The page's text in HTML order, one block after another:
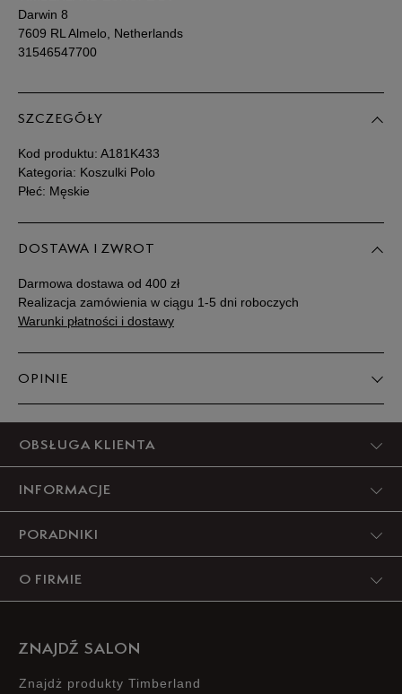
Darwin 8
7609 RL Almelo, Netherlands
31546547700
SZCZEGÓŁY
Kod produktu: A181K433
Kategoria: Koszulki Polo
Płeć: Męskie
DOSTAWA I ZWROT
Darmowa dostawa od 400 zł
Realizacja zamówienia w ciągu 1-5 dni roboczych
Warunki płatności i dostawy
OPINIE
OBSŁUGA KLIENTA
INFORMACJE
PORADNIKI
O FIRMIE
ZNAJDŹ SALON
Znajdż produkty Timberland